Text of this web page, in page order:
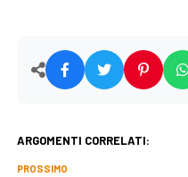
ARGOMENTI CORRELATI:
PROSSIMO